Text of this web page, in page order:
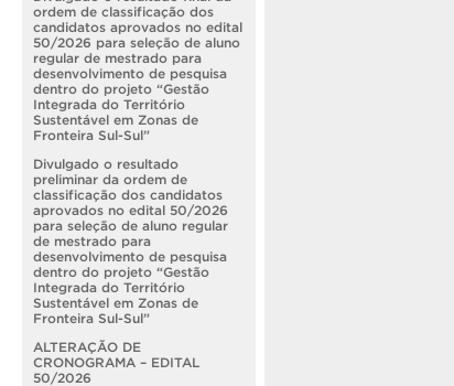
ordem de classificação dos
candidatos aprovados no edital
50/2026 para seleção de aluno
regular de mestrado para
desenvolvimento de pesquisa
dentro do projeto “Gestão
Integrada do Território
Sustentável em Zonas de
Fronteira Sul-Sul”
Divulgado o resultado
preliminar da ordem de
classificação dos candidatos
aprovados no edital 50/2026
para seleção de aluno regular
de mestrado para
desenvolvimento de pesquisa
dentro do projeto “Gestão
Integrada do Território
Sustentável em Zonas de
Fronteira Sul-Sul”
ALTERAÇÃO DE
CRONOGRAMA – EDITAL
50/2026